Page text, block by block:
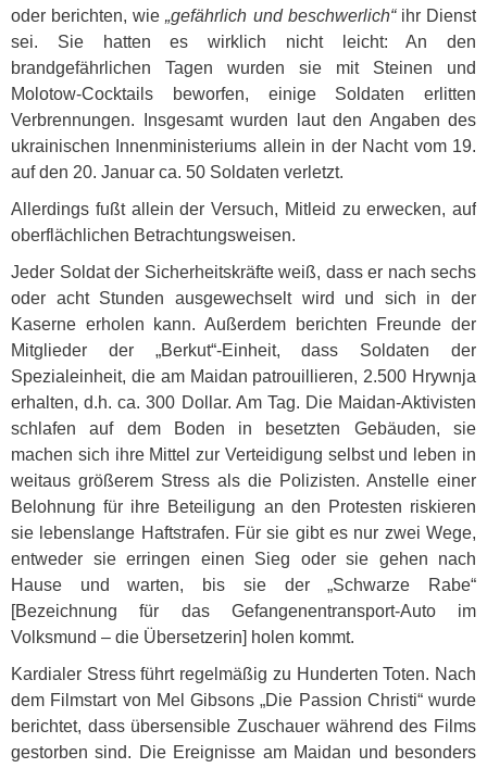
oder berichten, wie„gefährlich und beschwerlich“ihr Dienst
sei. Sie hatten es wirklich nicht leicht: An den
brandgefährlichen Tagen wurden sie mit Steinen und
Molotow-Cocktails beworfen, einige Soldaten erlitten
Verbrennungen. Insgesamt wurden laut den Angaben des
ukrainischen Innenministeriums allein in der Nacht vom 19.
auf den 20. Januar ca. 50 Soldaten verletzt.
Allerdings fußt allein der Versuch, Mitleid zu erwecken, auf
oberflächlichen Betrachtungsweisen.
Jeder Soldat der Sicherheitskräfte weiß, dass er nach sechs
oder acht Stunden ausgewechselt wird und sich in der
Kaserne erholen kann. Außerdem berichten Freunde der
Mitglieder der „Berkut“-Einheit, dass Soldaten der
Spezialeinheit, die am Maidan patrouillieren, 2.500 Hrywnja
erhalten, d.h. ca. 300 Dollar. Am Tag. Die Maidan-Aktivisten
schlafen auf dem Boden in besetzten Gebäuden, sie
machen sich ihre Mittel zur Verteidigung selbst und leben in
weitaus größerem Stress als die Polizisten. Anstelle einer
Belohnung für ihre Beteiligung an den Protesten riskieren
sie lebenslange Haftstrafen. Für sie gibt es nur zwei Wege,
entweder sie erringen einen Sieg oder sie gehen nach
Hause und warten, bis sie der „Schwarze Rabe“
[Bezeichnung für das Gefangenentransport-Auto im
Volksmund – die Übersetzerin] holen kommt.
Kardialer Stress führt regelmäßig zu Hunderten Toten. Nach
dem Filmstart von Mel Gibsons „Die Passion Christi“ wurde
berichtet, dass übersensible Zuschauer während des Films
gestorben sind. Die Ereignisse am Maidan und besonders